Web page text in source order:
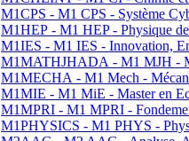
M1CPS - M1 CPS - Système
M1HEP - M1 HEP - Physique
M1IES - M1 IES - Innovation,
M1MATHJHADA - M1 MJH -
M1MECHA - M1 Mech -
M1MIE - M1 MiE - Master en
M1MPRI - M1 MPRI -
M1PHYSICS - M1 PHYS -